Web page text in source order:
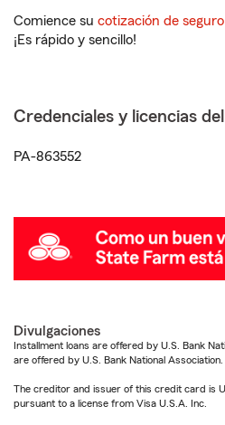
Comience su cotización de
¡Es rápido y sencillo!
Credenciales y licencias
PA-863552
Divulgaciones
Installment loans are offered by U.S. Bank
are offered by U.S. Bank National
The creditor and issuer of this credit card is
pursuant to a license from Visa U.S.A. Inc.